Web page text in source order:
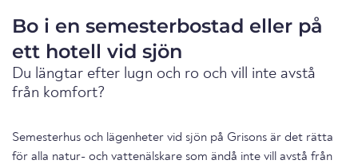
Bo i en semesterbostad eller på
ett hotell vid sjön
Du längtar efter lugn och ro och vill inte avstå
från komfort?
Semesterhus och lägenheter vid sjön på Grisons är det rätta
för alla natur- och vattenälskare som ändå inte vill avstå från